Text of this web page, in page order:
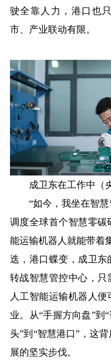
驶全靠人力，港口也
市、产业联动有限。
成卫东在工作中（央
“如今，我坐在智慧
调度全球首个智慧零碳
能运输机器人就能带着
迭，港口蝶变，成卫
转战智慧管控中心，只
人工智能运输机器人
业。从“手握方向盘”到
头”到“智慧港口”，这
展的坚实步伐。